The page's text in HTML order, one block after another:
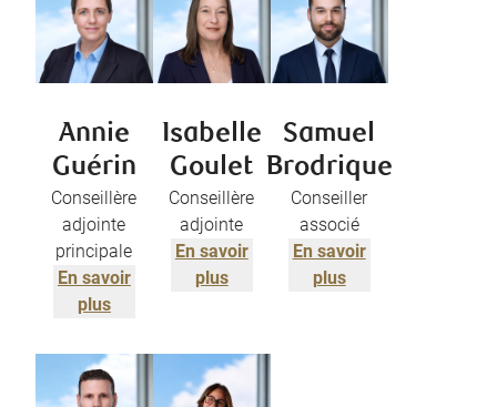
Annie
Guérin
Conseillère
adjointe
principale
En savoir
plus
Isabelle
Goulet
Conseillère
adjointe
En savoir
plus
Samuel
Brodrique
Conseiller
associé
En savoir
plus